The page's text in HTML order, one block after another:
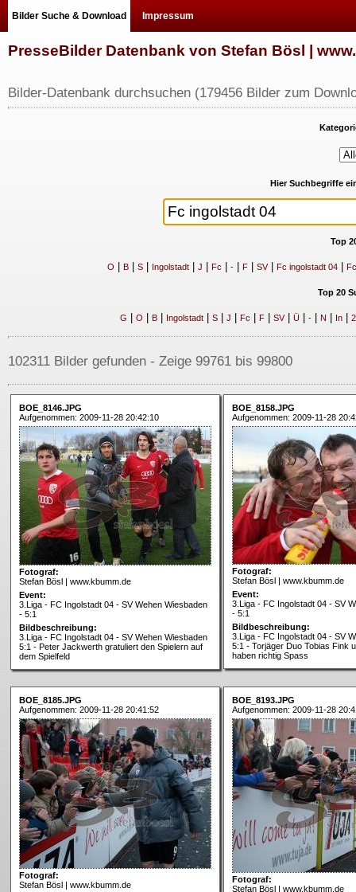
Bilder Suche & Download Impressum
PresseBilder Datenbank von Stefan Bösl |
Bilder-Datenbank durchsuchen (179456 Bilder zum
Hier Suchbegriffe
Top
O B| S| Ingolstadt| J Fc -| F| SV| Fc ingolstadt 04|
Top 20
G O B| Ingolstadt| S| J Fc F| SV| Ü| -| N In| 2
102311 Bilder gefunden - Zeige 99761 bis 99800
BOE_8146.JPG
Aufgenommen: 2009-11-28 20:42:10
Fotograf:
Stefan Bösl | www.kbumm.de
Event:
3.Liga - FC Ingolstadt 04 - SV Wehen Wiesbaden
- 5:1
Bildbeschreibung:
3.Liga - FC Ingolstadt 04 - SV Wehen Wiesbaden
5:1 - Peter Jackwerth gratuliert den Spielern auf
dem Spielfeld
BOE_8158.JPG
Aufgenommen: 2009-11-28
Fotograf:
Stefan Bösl | www.kbumm.de
Event:
3.Liga - FC Ingolstadt 04 - SV
- 5:1
Bildbeschreibung:
3.Liga - FC Ingolstadt 04 - SV
5:1 - Torjäger Duo Tobias Fink
haben richtig Spass
BOE_8185.JPG
Aufgenommen: 2009-11-28 20:41:52
Fotograf:
Stefan Bösl | www.kbumm.de
BOE_8193.JPG
Aufgenommen: 2009-11-28
Fotograf:
Stefan Bösl | www.kbumm.de